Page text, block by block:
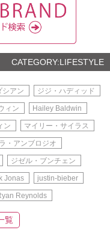
CATEGORY:LIFESTYLE
シアン ジジ・ハディッド
ィン Hailey Baldwin
ン マイリー・サイラス
・アンブロジオ
ジゼル・ブンチェン
Jonas justin-bieber
Reynolds
覧